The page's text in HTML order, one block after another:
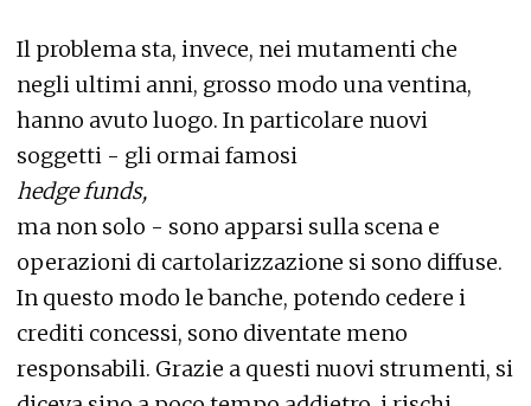
Il problema sta, invece, nei mutamenti che
negli ultimi anni, grosso modo una ventina,
hanno avuto luogo. In particolare nuovi
soggetti - gli ormai famosi
hedge funds,
ma non solo - sono apparsi sulla scena e
operazioni di cartolarizzazione si sono diffuse.
In questo modo le banche, potendo cedere i
crediti concessi, sono diventate meno
responsabili. Grazie a questi nuovi strumenti, si